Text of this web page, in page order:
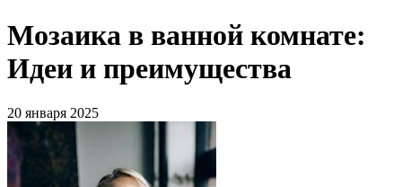
Мозаика в ванной комнате:
Идеи и преимущества
20 января 2025